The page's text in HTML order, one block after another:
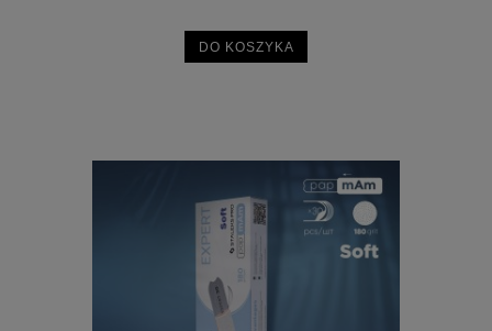
DO KOSZYKA